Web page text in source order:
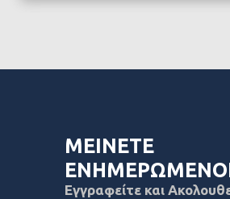
ΜΕΙΝΕΤΕ
Εγγραφείτε και